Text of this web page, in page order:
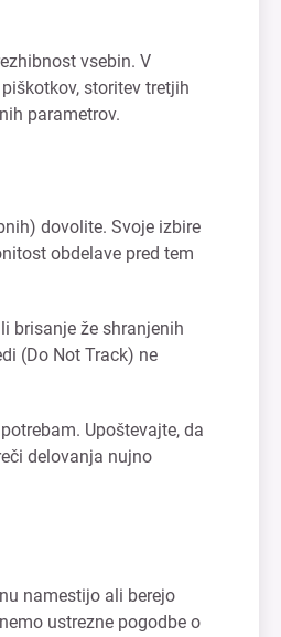
vsebin. V
storitev tretjih
parametrov.
dovolite. Svoje izbire
obdelave pred tem
brisanje že shranjenih
(Do Not Track) ne
Upoštevajte, da
delovanja nujno
namestijo ali berejo
ustrezne pogodbe o